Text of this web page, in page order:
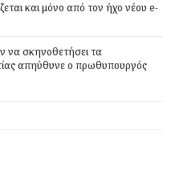
και μόνο από τον ήχο νέου e-
να σκηνοθετήσει τα
απηύθυνε ο πρωθυπουργός